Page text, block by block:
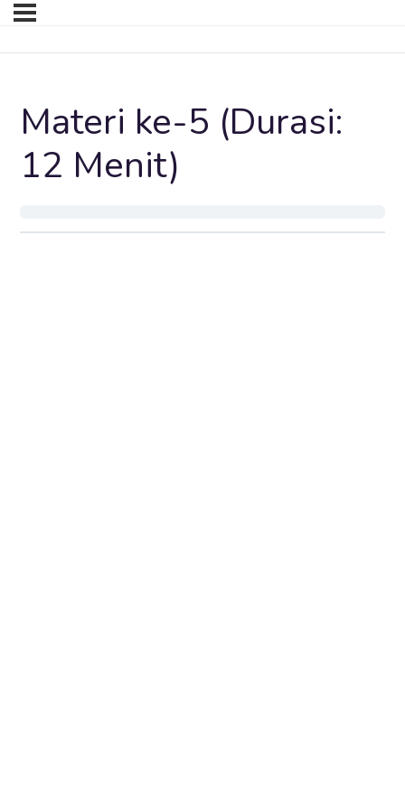
Materi ke-5 (Durasi:
12 Menit)